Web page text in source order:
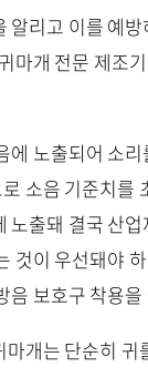
알리고 이를 예
마개 전문 제조
에 노출되어 소
소음 기준치를
노출돼 결국 산
것이 우선돼야
음 보호구 착용
개는 단순히